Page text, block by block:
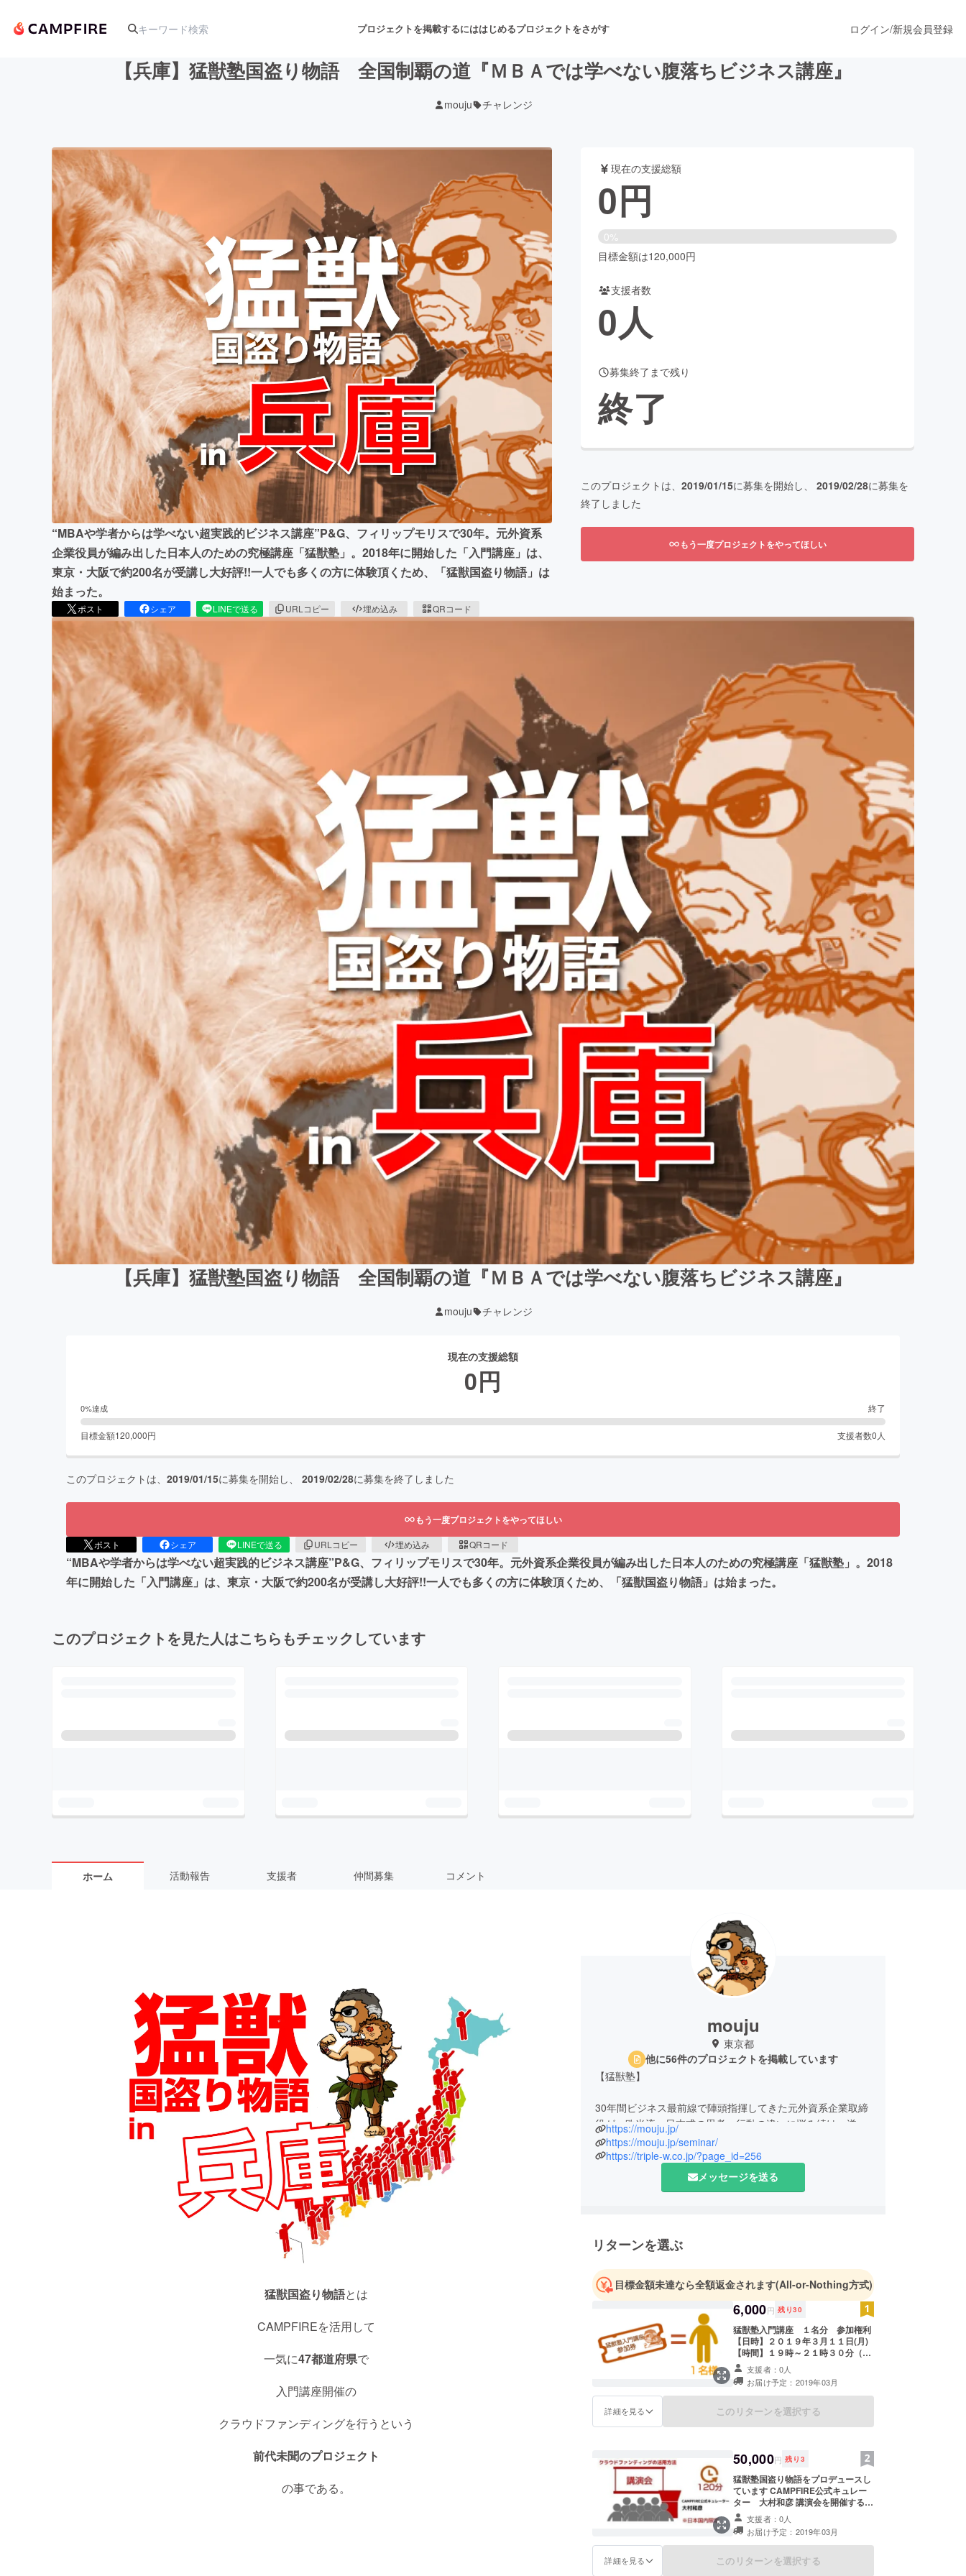
プロジェクトを掲載するにははじめるプロジェクトをさがす
アート・写真 舞台・パフォーマンス
テクノロジー・ガジェット ゲーム・サービス開発 フード・飲食店
映像・映画 書籍・雑誌出版 アニメ・漫画
ビジネス・起業 チャレンジ ビューティー・ヘルスケア
まちづくり・地域活性化
CAMPFIRE for Social GoodCAMPFIRE Creation
CAMPFIREふるさと納税
machi-yaコミュニティ
ログイン/新規会員登録
【兵庫】猛獣塾国盗り物語 全国制覇の道『ＭＢＡでは学べない腹落ちビジネス講座』
mouju チャレンジ
“MBAや学者からは学べない超実践的ビジネス講座”P&G、フィリップモリスで30年。元外資系
企業役員が編み出した​日本人のための究極講座「猛獣塾」。​2018年に開始した「入門講座」は、
東京・大阪で約200名が受講し大好評!!一人でも多くの方に体験頂くため、「猛獣国盗り物語」は
始まった。
ポスト シェア LINEで送る URLコピー 埋め込み QRコード
現在の支援総額
0円
0%
目標金額は120,000円
支援者数
0人
募集終了まで残り
終了
このプロジェクトは、 2019/01/15に募集を開始し、 2019/02/28に募集を
終了しました
もう一度プロジェクトをやってほしい
【兵庫】猛獣塾国盗り物語 全国制覇の道『ＭＢＡでは学べない腹落ちビジネス講座』
mouju チャレンジ
現在の支援総額
0円
0%達成 終了
目標金額120,000円 支援者数0 人
このプロジェクトは、 2019/01/15に募集を開始し、 2019/02/28に募集を終了しました
もう一度プロジェクトをやってほしい
ポスト シェア LINEで送る URLコピー 埋め込み QRコード
“MBAや学者からは学べない超実践的ビジネス講座”P&G、フィリップモリスで30年。元外資系企業役員が編み出した​日本人のための究極講座「猛獣塾」。​2018
年に開始した「入門講座」は、東京・大阪で約200名が受講し大好評!!一人でも多くの方に体験頂くため、「猛獣国盗り物語」は始まった。
このプロジェクトを見た人はこちらもチェックしています
ホーム 活動報告 支援者 仲間募集 コメント
猛獣国盗り物語とは
CAMPFIREを活用して
一気に47都道府県で
入門講座開催の
クラウドファンディングを行うという
前代未聞のプロジェクト
の事である。
mouju
東京都
他に56件のプロジェクトを掲載しています
【猛獣塾】
30年間ビジネス最前線で陣頭指揮してきた元外資系企業取締
役が、欧米流vs日本式の思考・行動の違いに悩み続け、遂に
たどり着いた“MBAでは学べない” “目からウロコ” “学者から
は学べない” 日本人の為の“和魂洋才”究極ビジネス講座
してその知識・スキルを社内外に指導。販売企画マネー
ドの販売戦略を立案、パンパース、ジョイ、VICS諸製品等の
数々の新製品発売を成功に導く。
本職はセールス＆マーケティングながら、組織開発・人材育
成の達人として、様々な組織をリード。マックスファク
ター/SK2化粧品部門に異動時には、万年5番手メーカーの意
識が定着していた美容部員・営業スタッフの意識改革・ビジ
ネス構造改革に着手し、2年連続のビジネス倍増を達成。300
名のチームで始まった各種改革は、全国2500名規模への改革
2001年に販売組織開発及びチェンジマネジメントの専門家と
して、Philip Morris株式会社に招かれ、その後の販売組織開
発本部長を含め足掛け5年間、“マルボロ返還・販売組織買収
統合プロジェクト”をリード。新組織デザイン＞各ポジション
の職務職責明確化＞業績評価指標の策定＞500名の中途採用
https://mouju.jp/
https://mouju.jp/seminar/
https://triple-w.co.jp/?page_id=256
メッセージを送る
リターンを選ぶ
目標金額未達なら全額返金されます(All-or-Nothing方式)
6,000円 残り30
猛獣塾入門講座 １名分 参加権利
【日時】２０１９年３月１１日(月)
【時間】１９時～２１時３０分（受
付１８時４５分） 【場所】神戸市内
猛獣塾Webコミュニティ/ビジネスク
ラブ説明会 参加権利 開催は翌日８
時～ 開催いたします ※日程は、都
合により変更の可能性があります ※
支援者：0人
お届け予定：2019年03月
詳細を見る このリターンを選択する
50,000円 残り 3
猛獣塾国盗り物語をプロデュースし
ています CAMPFIRE公式キュレー
ター 大村和彦 講演会を開催する権
利（日本国内） 通常講師料 １０８
０００円をＣＡＭＰＦＩＲＥ特別価
格５００００円 【内容】 クラウド
ファンディングとは クラウドファン
ディングの活用方法 中小企業におけ
支援者：0人
お届け予定：2019年03月
詳細を見る このリターンを選択する